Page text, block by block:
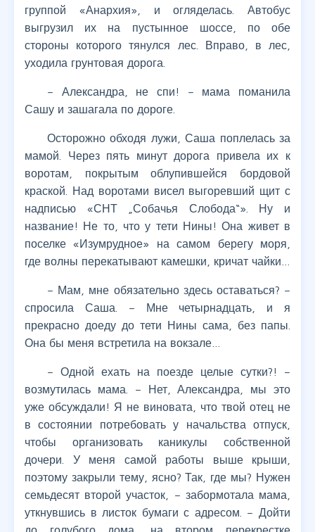
группой «Анархия», и огляделась. Автобус
выгрузил их на пустынное шоссе, по обе
стороны которого тянулся лес. Вправо, в лес,
уходила грунтовая дорога.
– Александра, не спи! – мама поманила
Сашу и зашагала по дороге.
Осторожно обходя лужи, Саша поплелась за
мамой. Через пять минут дорога привела их к
воротам, покрытым облупившейся бордовой
краской. Над воротами висел выгоревший щит с
надписью «СНТ „Собачья Слобода“». Ну и
название! Не то, что у тети Нины! Она живет в
поселке «Изумрудное» на самом берегу моря,
где волны перекатывают камешки, кричат чайки…
– Мам, мне обязательно здесь оставаться? –
спросила Саша. – Мне четырнадцать, и я
прекрасно доеду до тети Нины сама, без папы.
Она бы меня встретила на вокзале…
– Одной ехать на поезде целые сутки?! –
возмутилась мама. – Нет, Александра, мы это
уже обсуждали! Я не виновата, что твой отец не
в состоянии потребовать у начальства отпуск,
чтобы организовать каникулы собственной
дочери. У меня самой работы выше крыши,
поэтому закрыли тему, ясно? Так, где мы? Нужен
семьдесят второй участок, – забормотала мама,
уткнувшись в листок бумаги с адресом. – Дойти